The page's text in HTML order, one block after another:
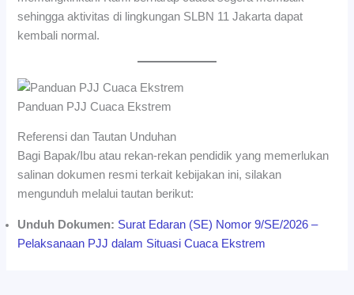
sehingga aktivitas di lingkungan SLBN 11 Jakarta dapat
kembali normal.
Panduan PJJ Cuaca Ekstrem
Referensi dan Tautan Unduhan
Bagi Bapak/Ibu atau rekan-rekan pendidik yang memerlukan
salinan dokumen resmi terkait kebijakan ini, silakan
mengunduh melalui tautan berikut:
Unduh Dokumen: Surat Edaran (SE) Nomor 9/SE/2026 –
Pelaksanaan PJJ dalam Situasi Cuaca Ekstrem